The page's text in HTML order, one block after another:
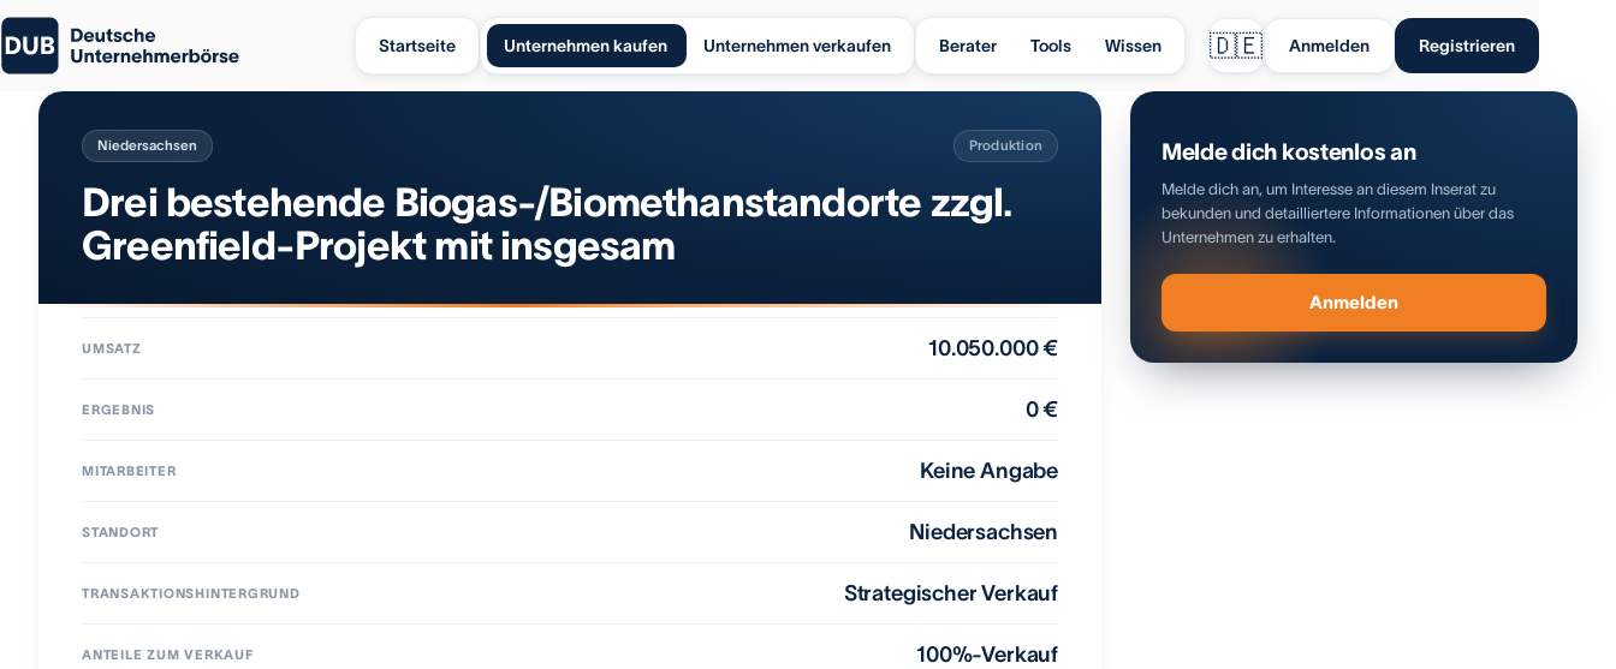
Startseite Unternehmen kaufen Unternehmen verkaufen Berater Tools Wissen 🇩🇪 Anmelden Registrieren
Niedersachsen Produktion
Drei bestehende Biogas-/Biomethanstandorte zzgl.
Greenfield-Projekt mit insgesam
UMSATZ 10.050.000 €
ERGEBNIS 0 €
MITARBEITER Keine Angabe
STANDORT Niedersachsen
TRANSAKTIONSHINTERGRUND Strategischer Verkauf
ANTEILE ZUM VERKAUF 100%-Verkauf
Melde dich kostenlos an
Melde dich an, um Interesse an diesem Inserat zu
bekunden und detailliertere Informationen über das
Unternehmen zu erhalten.
Anmelden